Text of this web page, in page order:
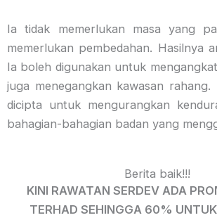
Ia tidak memerlukan masa yang
memerlukan pembedahan. Hasilnya
Ia boleh digunakan untuk
juga menegangkan kawasan rahang.
dicipta untuk mengurangkan
bahagian-bahagian badan yang
Berita baik!!!
KINI RAWATAN SERDEV ADA
TERHAD SEHINGGA 60%